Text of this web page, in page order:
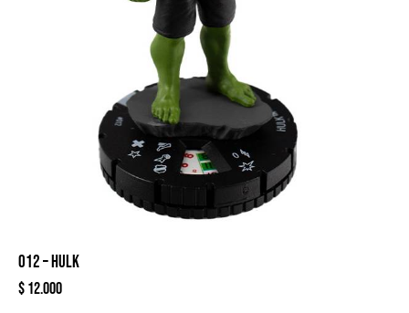
012 – HULK
$12.000